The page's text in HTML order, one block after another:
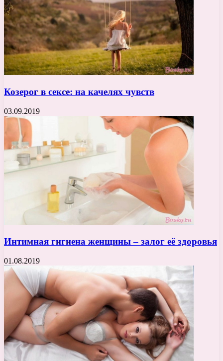
Козерог в сексе: на качелях чувств
03.09.2019
Интимная гигиена женщины – залог её здоровья
01.08.2019